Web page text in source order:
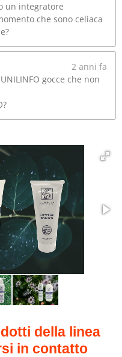
un integratore
che sono celiaca
2 anni fa
gocce che non
della linea
in contatto